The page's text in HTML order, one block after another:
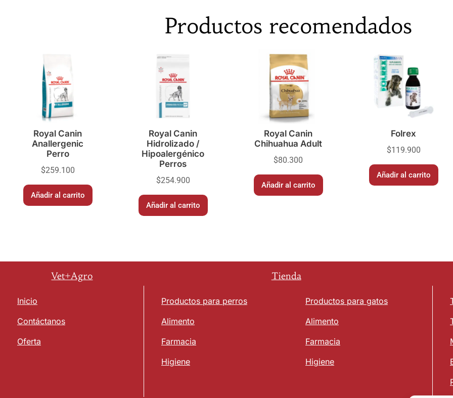
Productos recomendados
Royal Canin
Anallergenic
Perro
$259.100
Añadir al carrito
Royal Canin
Hidrolizado /
Hipoalergénico
Perros
$254.900
Añadir al carrito
Royal Canin
Chihuahua Adult
$80.300
Añadir al carrito
Folrex
$119.900
Añadir al carrito
Vet+Agro Tienda
Inicio
Contáctanos
Oferta
Productos para perros
Alimento
Farmacia
Higiene
Productos para gatos
Alimento
Farmacia
Higiene